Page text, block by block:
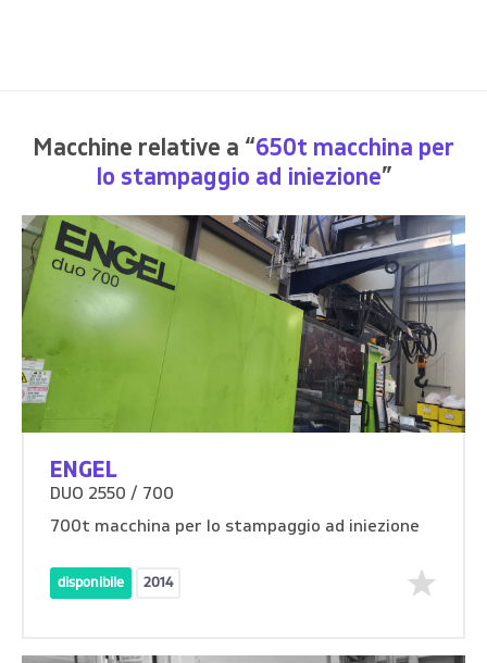
Macchine relative a “650t macchina per
lo stampaggio ad iniezione”
ENGEL
DUO 2550 / 700
700t macchina per lo stampaggio ad iniezione
disponibile 2014